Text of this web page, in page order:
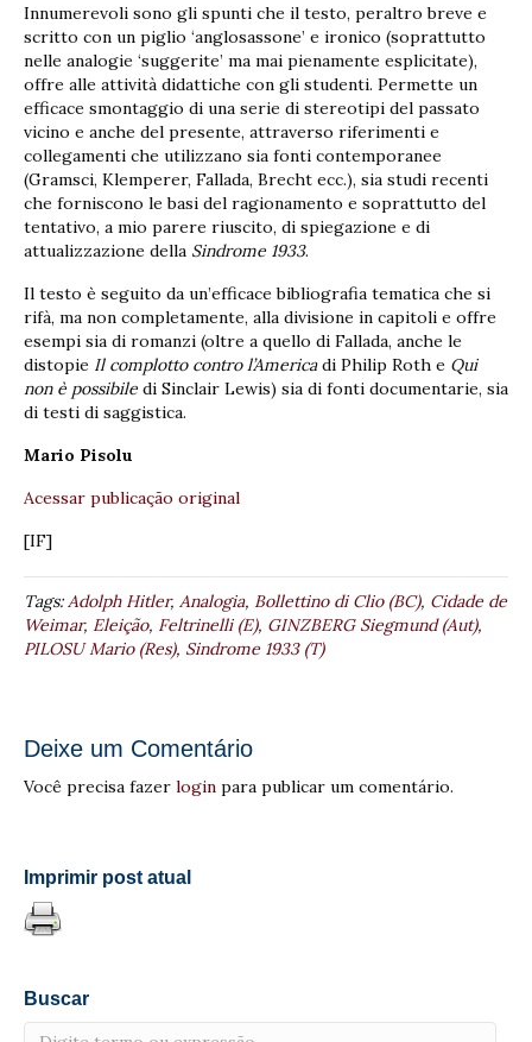
Innumerevoli sono gli spunti che il testo, peraltro breve e
scritto con un piglio ‘anglosassone’ e ironico (soprattutto
nelle analogie ‘suggerite’ ma mai pienamente esplicitate),
offre alle attività didattiche con gli studenti. Permette un
efficace smontaggio di una serie di stereotipi del passato
vicino e anche del presente, attraverso riferimenti e
collegamenti che utilizzano sia fonti contemporanee
(Gramsci, Klemperer, Fallada, Brecht ecc.), sia studi recenti
che forniscono le basi del ragionamento e soprattutto del
tentativo, a mio parere riuscito, di spiegazione e di
attualizzazione della Sindrome 1933.
Il testo è seguito da un’efficace bibliografia tematica che si
rifà, ma non completamente, alla divisione in capitoli e offre
esempi sia di romanzi (oltre a quello di Fallada, anche le
distopie Il complotto contro l’Americadi Philip Roth e Qui
non è possibile di Sinclair Lewis) sia di fonti documentarie, sia
di testi di saggistica.
Mario Pisolu
Acessar publicação original
[IF]
Tags:Adolph Hitler, Analogia, Bollettino di Clio (BC), Cidade de
Weimar, Eleição, Feltrinelli (E), GINZBERG Siegmund (Aut),
PILOSU Mario (Res), Sindrome 1933 (T)
Deixe um Comentário
Você precisa fazer login para publicar um comentário.
Imprimir post atual
Buscar